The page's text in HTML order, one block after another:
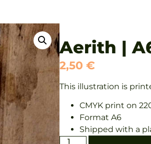
Aerith |
2,50 €
This illustration is
CMYK print on
Format A6
Shipped with a